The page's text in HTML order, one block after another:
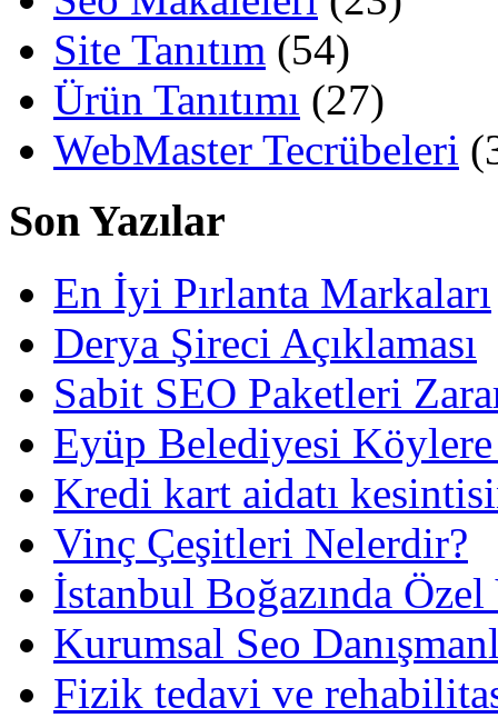
Site Tanıtım (54)
Ürün Tanıtımı (27)
WebMaster Tecrübeleri
Son Yazılar
En İyi Pırlanta Markaları
Derya Şireci Açıklaması
Sabit SEO Paketleri
Eyüp Belediyesi
Kredi kart aidatı
Vinç Çeşitleri Nelerdir?
İstanbul Boğazında
Kurumsal Seo
Fizik tedavi ve